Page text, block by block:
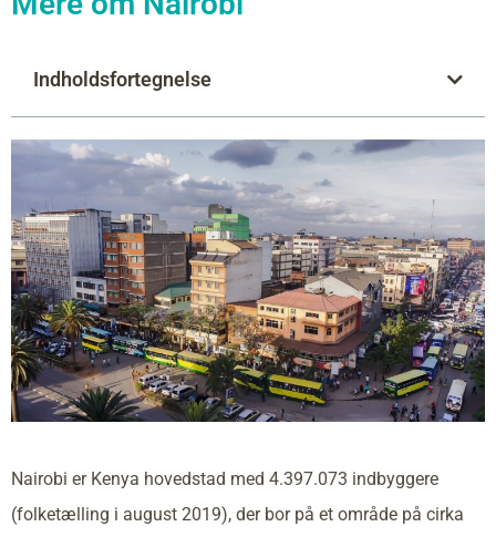
Indholdsfortegnelse
Nairobi er Kenya hovedstad med 4.397.073 indbyggere
(folketælling i august 2019), der bor på et område på cirka